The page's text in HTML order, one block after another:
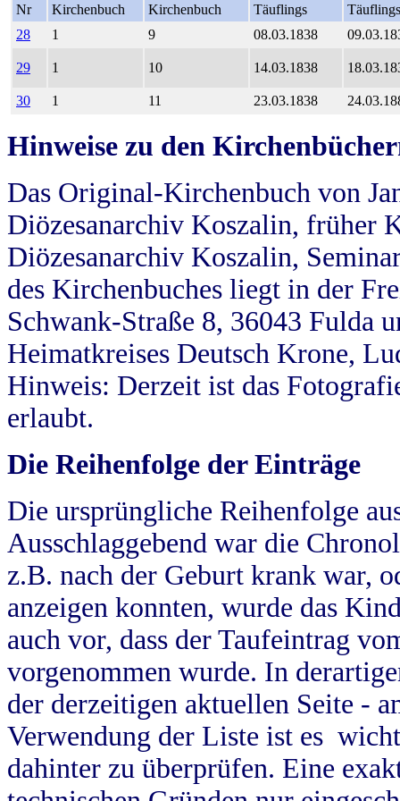
Nr
Kirchenbuch
Kirchenbuch
Täuflings
Täuflings
28
1 9 08.03.1838
29 1 10 14.03.1838
30 1 11 23.03.1838
Hinweise zu den
Das Original-Kirchenbuch von
Diözesanarchiv Koszalin, früher
Diözesanarchiv Koszalin,
des Kirchenbuches liegt in der
Schwank-Straße 8, 36043 Fulda
Heimatkreises Deutsch Krone,
Hinweis: Derzeit ist das
erlaubt.
Die Reihenfolge der Einträge
Die ursprüngliche Reihenfolge
Ausschlaggebend war die
z.B. nach der Geburt krank war,
anzeigen konnten, wurde das
auch vor, dass der Taufeintrag
vorgenommen wurde. In
der derzeitigen aktuellen Seite -
Verwendung der Liste ist es
dahinter zu überprüfen. Eine